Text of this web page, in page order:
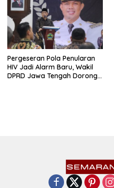
Pergeseran Pola Penularan
HIV Jadi Alarm Baru, Wakil
DPRD Jawa Tengah Dorong